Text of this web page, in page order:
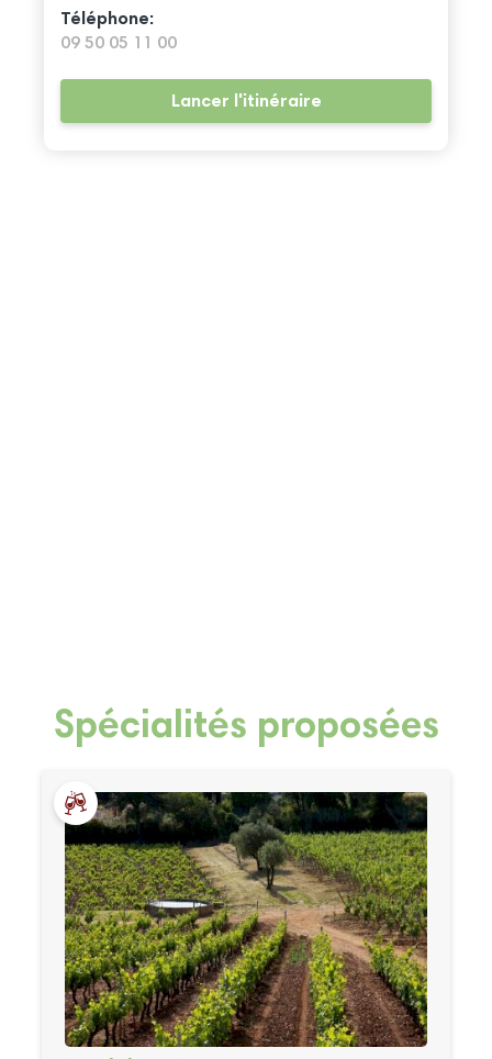
Téléphone:
09 50 05 11 00
Lancer l'itinéraire
Spécialités proposées